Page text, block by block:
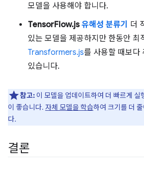
모델을 사용해야 합니다.
TensorFlow.js유해성 분류기 더
있는 모델을 제공하지만 한동안 최
Transformers.js를 사용할 때보다
있습니다.
참고: 이 모델을 업데이트하여 더 빠르게 실
이 좋습니다. 자체 모델을 학습하여 크기를 더
다.
결론